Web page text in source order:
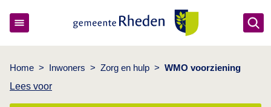
Home > Inwoners > Zorg en hulp > WMO voorziening
Lees voor